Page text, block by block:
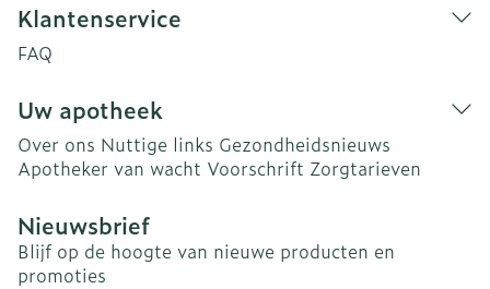
Klantenservice
FAQ
Uw apotheek
Over ons Nuttige links Gezondheidsnieuws
Apotheker van wacht Voorschrift Zorgtarieven
Nieuwsbrief
Blijf op de hoogte van nieuwe producten en
promoties